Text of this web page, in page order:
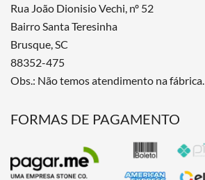
Rua João Dionisio Vechi, nº 52
Bairro Santa Teresinha
Brusque, SC
88352-475
Obs.: Não temos atendimento na fábrica.
FORMAS DE PAGAMENTO